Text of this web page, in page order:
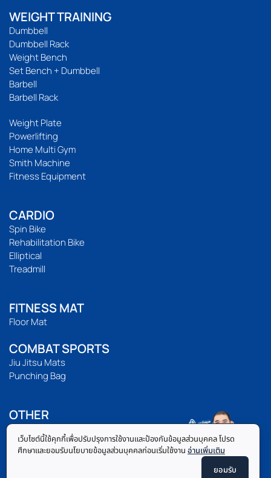
WEIGHT TRAINING
Dumbbell
Dumbbell Rack
Weight Bench
Set Bench + Dumbbell
Barbell
Barbell Rack
Weight Plate
Powerlifting
Home Multi Gym
Smith Machine
Fitness Equipment
CARDIO
Spin Bike
Rehabilitation Bike
Elliptical
Treadmill
FITNESS MAT
Floor Mat
COMBAT SPORTS
Jiu Jitsu Mats
Punching Bag
OTHER
Accessories
Body Fat Caliper
Auto Sturring Mug
เว็บไซต์นี้ใช้คุกกี้เพื่อปรับปรุงการใช้งานและป้องกันข้อมูลส่วนบุคคล โปรด
ศึกษาและยอมรับนโยบายข้อมูลส่วนบุคคลก่อนเริ่มใช้งาน อ่านเพิ่มเติม
ยอมรับ